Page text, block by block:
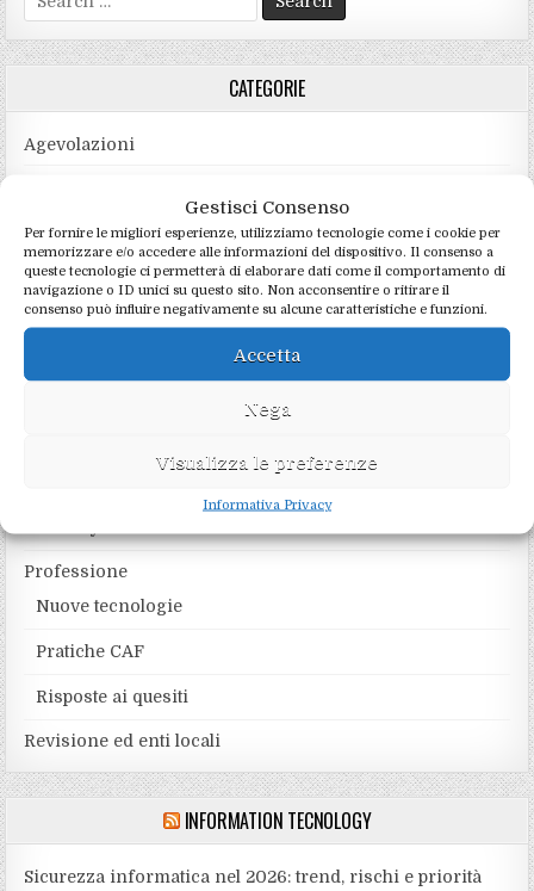
Gestisci Consenso
Per fornire le migliori esperienze, utilizziamo tecnologie come i cookie per
memorizzare e/o accedere alle informazioni del dispositivo. Il consenso a
queste tecnologie ci permetterà di elaborare dati come il comportamento di
navigazione o ID unici su questo sito. Non acconsentire o ritirare il
consenso può influire negativamente su alcune caratteristiche e funzioni.
Accetta
Nega
Visualizza le preferenze
Informativa Privacy
for:
CATEGORIE
Agevolazioni
Immobili e condominio
Lavoro e previdenza
Normativa
Professione
Nuove tecnologie
Pratiche CAF
Risposte ai quesiti
Revisione ed enti locali
INFORMATION TECNOLOGY
Sicurezza informatica nel 2026: trend, rischi e priorità